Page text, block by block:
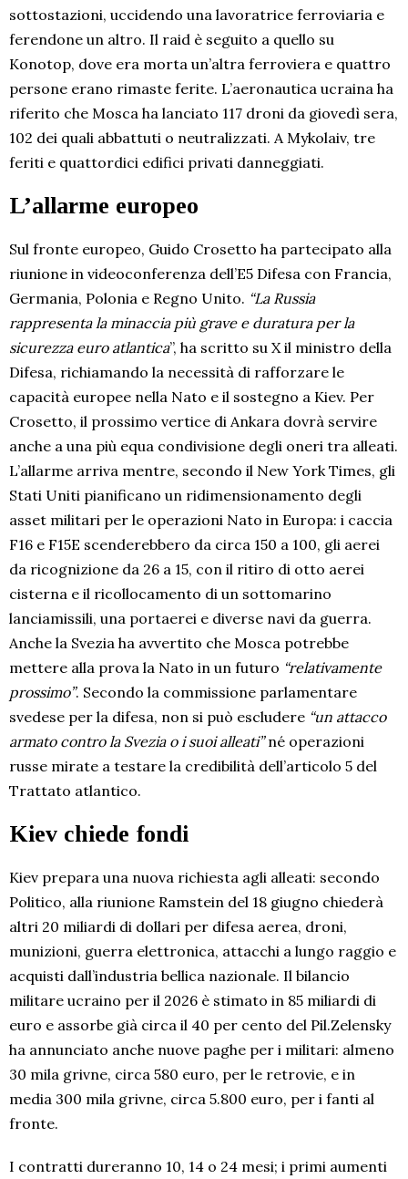
sottostazioni, uccidendo una lavoratrice ferroviaria e
ferendone un altro. Il raid è seguito a quello su
Konotop, dove era morta un’altra ferroviera e quattro
persone erano rimaste ferite. L’aeronautica ucraina ha
riferito che Mosca ha lanciato 117 droni da giovedì sera,
102 dei quali abbattuti o neutralizzati. A Mykolaiv, tre
feriti e quattordici edifici privati danneggiati.
L’allarme europeo
Sul fronte europeo, Guido Crosetto ha partecipato alla
riunione in videoconferenza dell’E5 Difesa con Francia,
Germania, Polonia e Regno Unito. “La Russia
rappresenta la minaccia più grave e duratura per la
sicurezza euro atlantica”, ha scritto su X il ministro della
Difesa, richiamando la necessità di rafforzare le
capacità europee nella Nato e il sostegno a Kiev. Per
Crosetto, il prossimo vertice di Ankara dovrà servire
anche a una più equa condivisione degli oneri tra alleati.
L’allarme arriva mentre, secondo il New York Times, gli
Stati Uniti pianificano un ridimensionamento degli
asset militari per le operazioni Nato in Europa: i caccia
F16 e F15E scenderebbero da circa 150 a 100, gli aerei
da ricognizione da 26 a 15, con il ritiro di otto aerei
cisterna e il ricollocamento di un sottomarino
lanciamissili, una portaerei e diverse navi da guerra.
Anche la Svezia ha avvertito che Mosca potrebbe
mettere alla prova la Nato in un futuro “relativamente
prossimo”. Secondo la commissione parlamentare
svedese per la difesa, non si può escludere “un attacco
armato contro la Svezia o i suoi alleati”né operazioni
russe mirate a testare la credibilità dell’articolo 5 del
Trattato atlantico.
Kiev chiede fondi
Kiev prepara una nuova richiesta agli alleati: secondo
Politico, alla riunione Ramstein del 18 giugno chiederà
altri 20 miliardi di dollari per difesa aerea, droni,
munizioni, guerra elettronica, attacchi a lungo raggio e
acquisti dall’industria bellica nazionale. Il bilancio
militare ucraino per il 2026 è stimato in 85 miliardi di
euro e assorbe già circa il 40 per cento del Pil.Zelensky
ha annunciato anche nuove paghe per i militari: almeno
30 mila grivne, circa 580 euro, per le retrovie, e in
media 300 mila grivne, circa 5.800 euro, per i fanti al
fronte.
I contratti dureranno 10, 14 o 24 mesi; i primi aumenti